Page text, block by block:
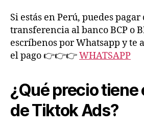
Si estás en Perú, puedes
transferencia al banco BCP o
escríbenos por Whatsapp y te
el pago 👉👉👉WHATSAPP
¿Qué precio tiene
de Tiktok Ads?